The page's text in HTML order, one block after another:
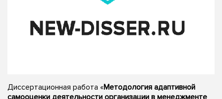
Диссертационная работа «Методология адаптивной
самооценки деятельности организации в менеджменте